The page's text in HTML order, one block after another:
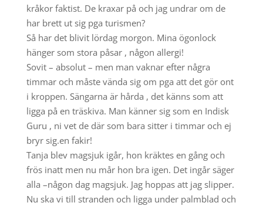
kråkor faktist. De kraxar på och jag undrar om de
har brett ut sig pga turismen?
Så har det blivit lördag morgon. Mina ögonlock
hänger som stora påsar , någon allergi!
Sovit – absolut – men man vaknar efter några
timmar och måste vända sig om pga att det gör ont
i kroppen. Sängarna är hårda , det känns som att
ligga på en träskiva. Man känner sig som en Indisk
Guru , ni vet de där som bara sitter i timmar och ej
bryr sig.en fakir!
Tanja blev magsjuk igår, hon kräktes en gång och
frös inatt men nu mår hon bra igen. Det ingår säger
alla –någon dag magsjuk. Jag hoppas att jag slipper.
Nu ska vi till stranden och ligga under palmblad och